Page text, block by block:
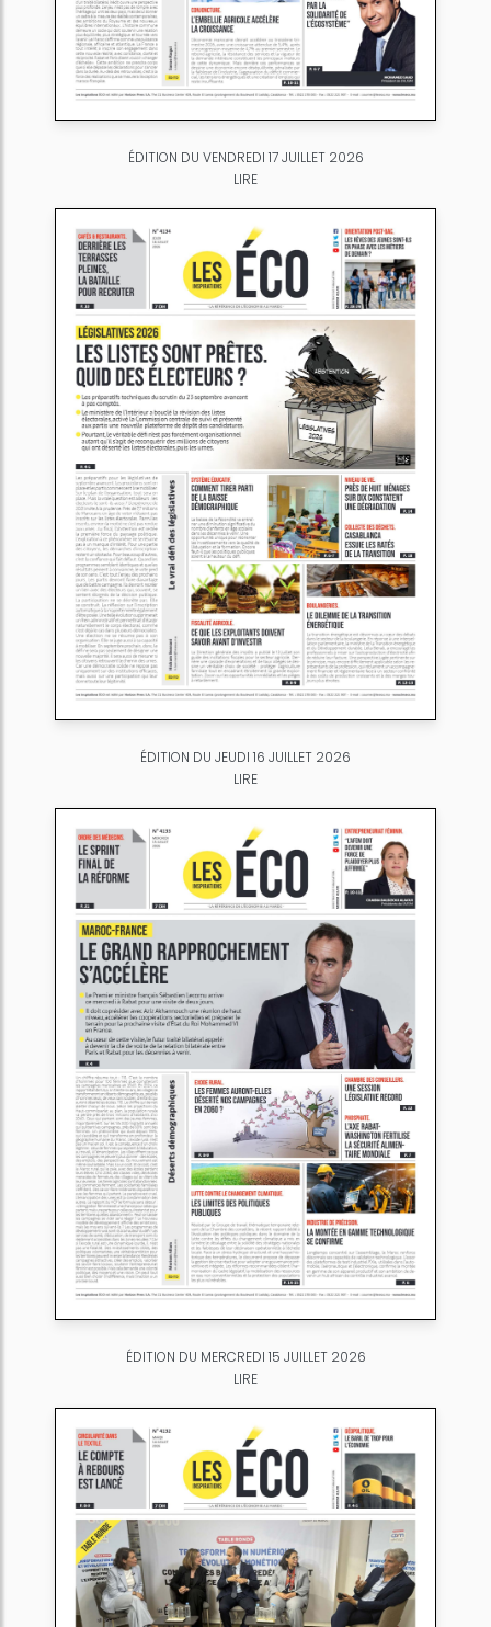
ÉDITION DU VENDREDI 17 JUILLET 2026
LIRE
ÉDITION DU JEUDI 16 JUILLET 2026
LIRE
ÉDITION DU MERCREDI 15 JUILLET 2026
LIRE